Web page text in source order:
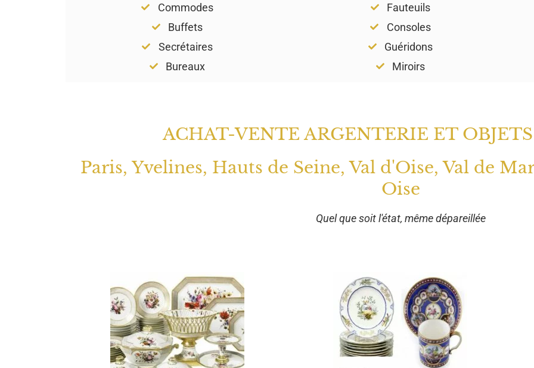
Commodes
Buffets
Secrétaires
Bureaux
Fauteuils
Consoles
Guéridons
Miroirs
ACHAT-VENTE ARGENTERIE ET
Paris, Yvelines, Hauts de Seine, Val d'Oise, Val de
Oise
Quel que soit l'état, même dépareillée